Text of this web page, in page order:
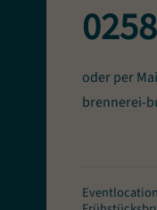
oder per
brennerei-